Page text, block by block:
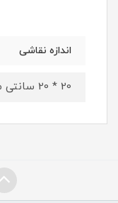
اندازه نقاشی
20 * 20 سانتی متر